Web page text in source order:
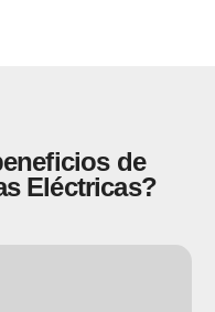
de
Eléctricas?